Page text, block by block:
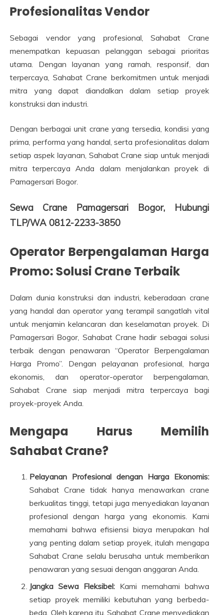
Profesionalitas Vendor
Sebagai vendor yang profesional, Sahabat Crane
menempatkan kepuasan pelanggan sebagai prioritas
utama. Dengan layanan yang ramah, responsif, dan
terpercaya, Sahabat Crane berkomitmen untuk menjadi
mitra yang dapat diandalkan dalam setiap proyek
konstruksi dan industri.
Dengan berbagai unit crane yang tersedia, kondisi yang
prima, performa yang handal, serta profesionalitas dalam
setiap aspek layanan, Sahabat Crane siap untuk menjadi
mitra terpercaya Anda dalam menjalankan proyek di
Pamagersari Bogor.
Sewa Crane Pamagersari Bogor, Hubungi
TLP/WA 0812-2233-3850
Operator Berpengalaman Harga
Promo: Solusi Crane Terbaik
Dalam dunia konstruksi dan industri, keberadaan crane
yang handal dan operator yang terampil sangatlah vital
untuk menjamin kelancaran dan keselamatan proyek. Di
Pamagersari Bogor, Sahabat Crane hadir sebagai solusi
terbaik dengan penawaran “Operator Berpengalaman
Harga Promo”. Dengan pelayanan profesional, harga
ekonomis, dan operator-operator berpengalaman,
Sahabat Crane siap menjadi mitra terpercaya bagi
proyek-proyek Anda.
Mengapa Harus Memilih
Sahabat Crane?
Pelayanan Profesional dengan Harga Ekonomis:
Sahabat Crane tidak hanya menawarkan crane
berkualitas tinggi, tetapi juga menyediakan layanan
profesional dengan harga yang ekonomis. Kami
memahami bahwa efisiensi biaya merupakan hal
yang penting dalam setiap proyek, itulah mengapa
Sahabat Crane selalu berusaha untuk memberikan
penawaran yang sesuai dengan anggaran Anda.
Jangka Sewa Fleksibel: Kami memahami bahwa
setiap proyek memiliki kebutuhan yang berbeda-
beda. Oleh karena itu, Sahabat Crane menyediakan